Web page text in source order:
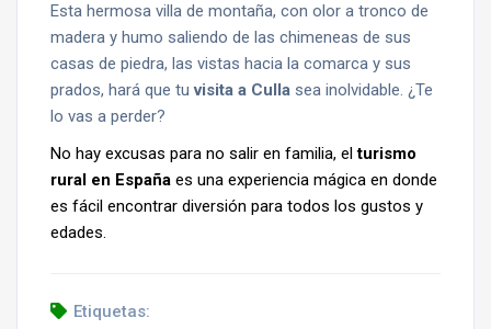
Esta hermosa villa de montaña, con olor a tronco de
madera y humo saliendo de las chimeneas de sus
casas de piedra, las vistas hacia la comarca y sus
prados, hará que tuvisita a Culla sea inolvidable. ¿Te
lo vas a perder?
No hay excusas para no salir en familia, elturismo
rural en España es una experiencia mágica en donde
es fácil encontrar diversión para todos los gustos y
edades.
Etiquetas: